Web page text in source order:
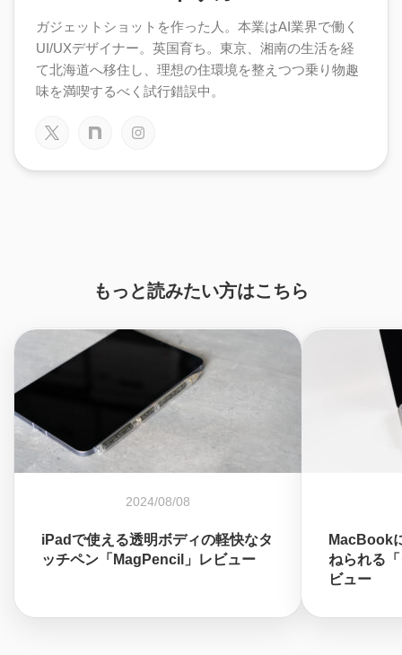
ガジェットショットを作った人。本業はAI業界で働く
UI/UXデザイナー。英国育ち。東京、湘南の生活を経
て北海道へ移住し、理想の住環境を整えつつ乗り物趣
味を満喫するべく試行錯誤中。
もっと読みたい方はこちら
2024/08/08
iPadで使える透明ボディの軽快なタ
ッチペン「MagPencil」レビュー
MacBook
ねられる
ビュー